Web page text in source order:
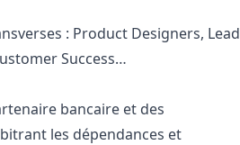
: Product Designers, Lead
Success…
bancaire et des
les dépendances et